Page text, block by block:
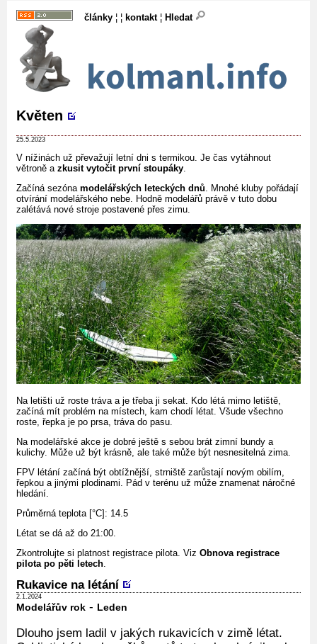
články ¦ ¦ kontakt¦ Hledat
Květen
25.5.2023
V nížinách už převažují letní dni s termikou. Je čas vytáhnout
větroně a zkusit vytočit první stoupáky
Začíná sezóna modelářských leteckých dnů . Mnohé kluby pořádají
otvírání modelářského nebe. Hodně modelářů právě v tuto dobu
zalétává nové stroje postavené přes zimu.
Na letišti už roste tráva a je třeba ji sekat. Kdo létá mimo letiště,
začíná mít problém na místech, kam chodí létat. Všude všechno
roste, řepka je po prsa, tráva do pasu.
Na modelářské akce je dobré ještě s sebou brát zimní bundy a
kulichy. Může už být krásně, ale také může být nesnesitelná zima.
FPV létání začíná být obtížnější, strniště zarůstají novým obilím,
řepkou a jinými plodinami. Pád v terénu už může znamenat náročné
hledání.
Průměrná teplota [°C]: 14.5
Létat se dá až do 21:00.
Zkontrolujte si platnost registrace pilota. Viz Obnova registrace
pilota po pěti letech.
Rukavice na létání
2.1.2024
Modelářův rok - Leden
Dlouho jsem ladil v jakých rukavicích v zimě létat.